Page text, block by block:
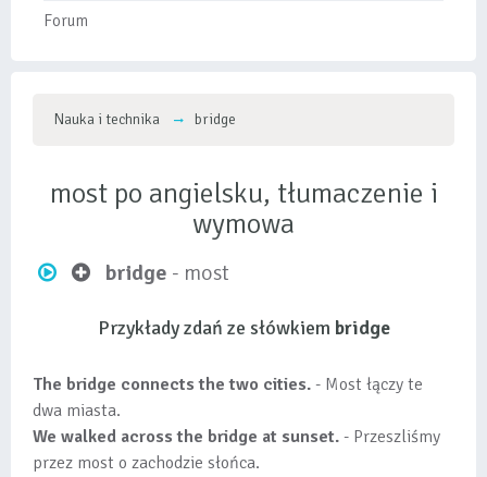
Forum
Nauka i technika bridge
most po angielsku, tłumaczenie i
wymowa
bridge - most
Przykłady zdań ze słówkiem bridge
The bridge connects the two cities. - Most łączy te
dwa miasta.
We walked across the bridge at sunset. - Przeszliśmy
przez most o zachodzie słońca.